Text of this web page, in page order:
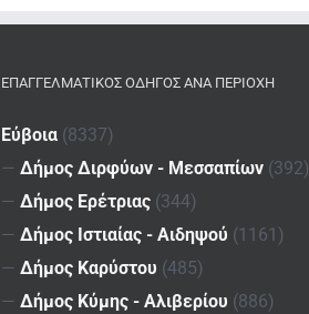
ΕΠΑΓΓΕΛΜΑΤΙΚΌΣ ΟΔΗΓΌΣ ΑΝΆ ΠΕΡΙΟΧΉ
Εύβοια (8337)
— Δήμος Διρφύων - Μεσσαπίων (392)
— Δήμος Ερέτριας (344)
— Δήμος Ιστιαίας - Αιδηψού (1161)
— Δήμος Καρύστου (485)
— Δήμος Κύμης - Αλιβερίου (886)